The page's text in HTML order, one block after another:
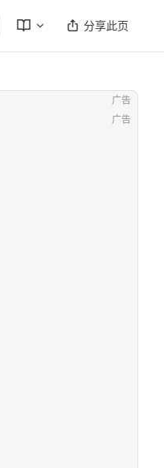
分享此页
广告
广告